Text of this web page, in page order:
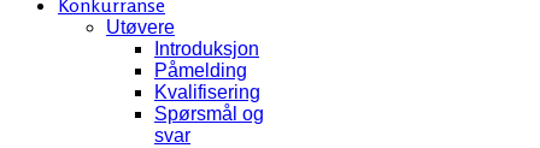
Utøvere
Introduksjon
Påmelding
Kvalifisering
Spørsmål og
svar